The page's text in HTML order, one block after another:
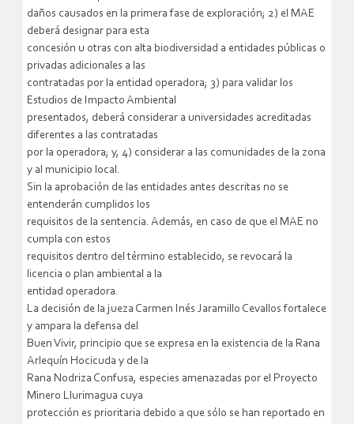
daños causados en la primera fase de exploración; 2) el MAE
deberá designar para esta
concesión u otras con alta biodiversidad a entidades públicas o
privadas adicionales a las
contratadas por la entidad operadora; 3) para validar los
Estudios de Impacto Ambiental
presentados, deberá considerar a universidades acreditadas
diferentes a las contratadas
por la operadora; y, 4) considerar a las comunidades de la zona
y al municipio local.
Sin la aprobación de las entidades antes descritas no se
entenderán cumplidos los
requisitos de la sentencia. Además, en caso de que el MAE no
cumpla con estos
requisitos dentro del término establecido, se revocará la
licencia o plan ambiental a la
entidad operadora.
La decisión de la jueza Carmen Inés Jaramillo Cevallos fortalece
y ampara la defensa del
Buen Vivir, principio que se expresa en la existencia de la Rana
Arlequín Hocicuda y de la
Rana Nodriza Confusa, especies amenazadas por el Proyecto
Minero Llurimagua cuya
protección es prioritaria debido a que sólo se han reportado en